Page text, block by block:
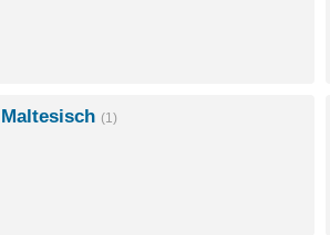
Maltesisch (1)